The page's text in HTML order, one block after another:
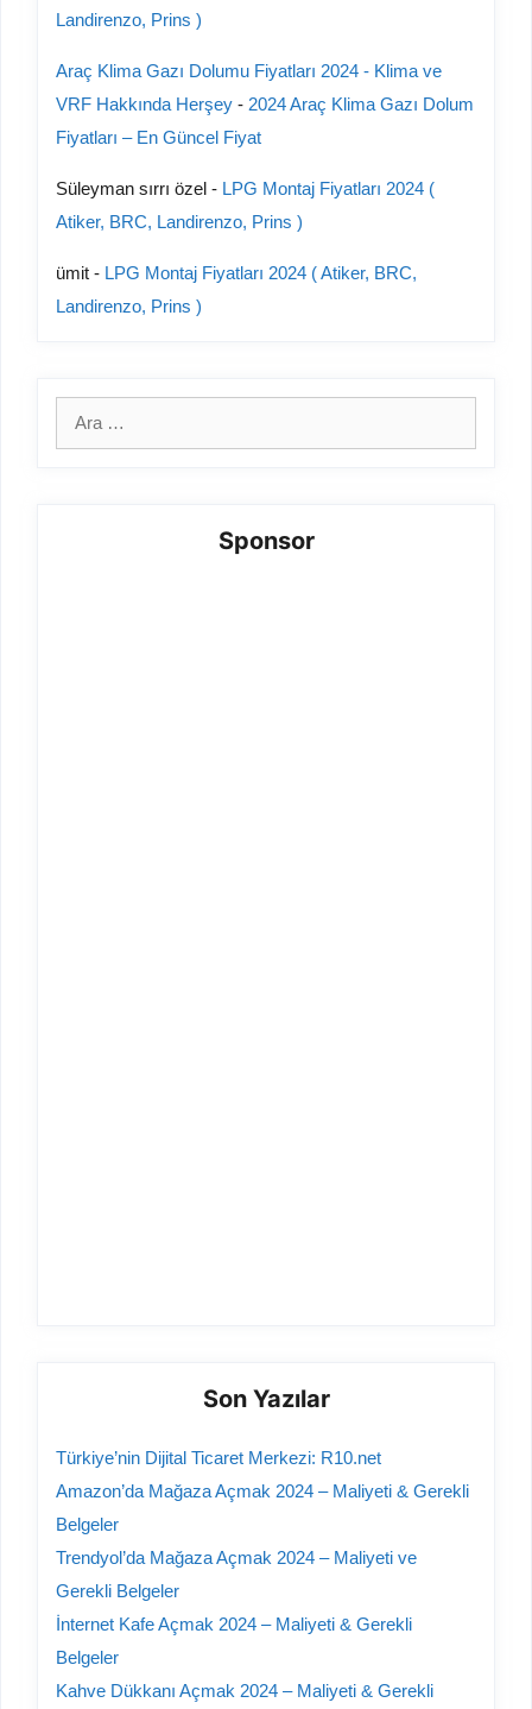
Landirenzo, Prins )
Araç Klima Gazı Dolumu Fiyatları 2024 - Klima ve
VRF Hakkında Herşey - 2024 Araç Klima Gazı Dolum
Fiyatları – En Güncel Fiyat
Süleyman sırrı özel - LPG Montaj Fiyatları 2024 (
Atiker, BRC, Landirenzo, Prins )
ümit - LPG Montaj Fiyatları 2024 ( Atiker, BRC,
Landirenzo, Prins )
için
ara
Sponsor
Son Yazılar
Türkiye’nin Dijital Ticaret Merkezi: R10.net
Amazon’da Mağaza Açmak 2024 – Maliyeti & Gerekli
Belgeler
Trendyol’da Mağaza Açmak 2024 – Maliyeti ve
Gerekli Belgeler
İnternet Kafe Açmak 2024 – Maliyeti & Gerekli
Belgeler
Kahve Dükkanı Açmak 2024 – Maliyeti & Gerekli